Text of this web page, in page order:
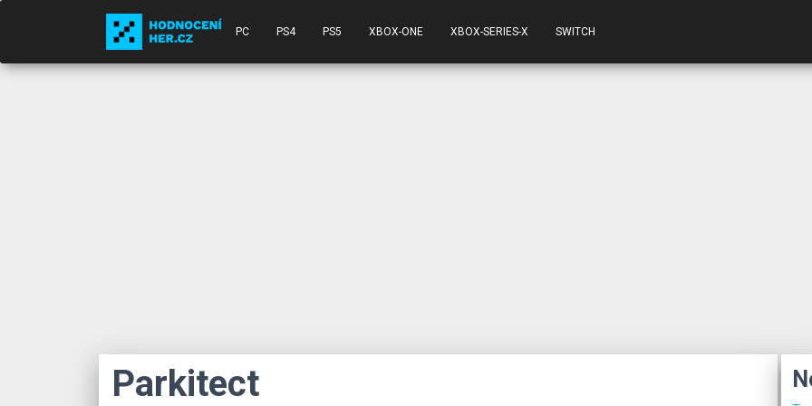
PC PS4 PS5 XBOX-ONE XBOX-SERIES-X SWITCH
Parkitect